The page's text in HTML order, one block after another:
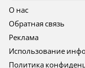
О нас
Обратная связь
Реклама
Использование
Политика